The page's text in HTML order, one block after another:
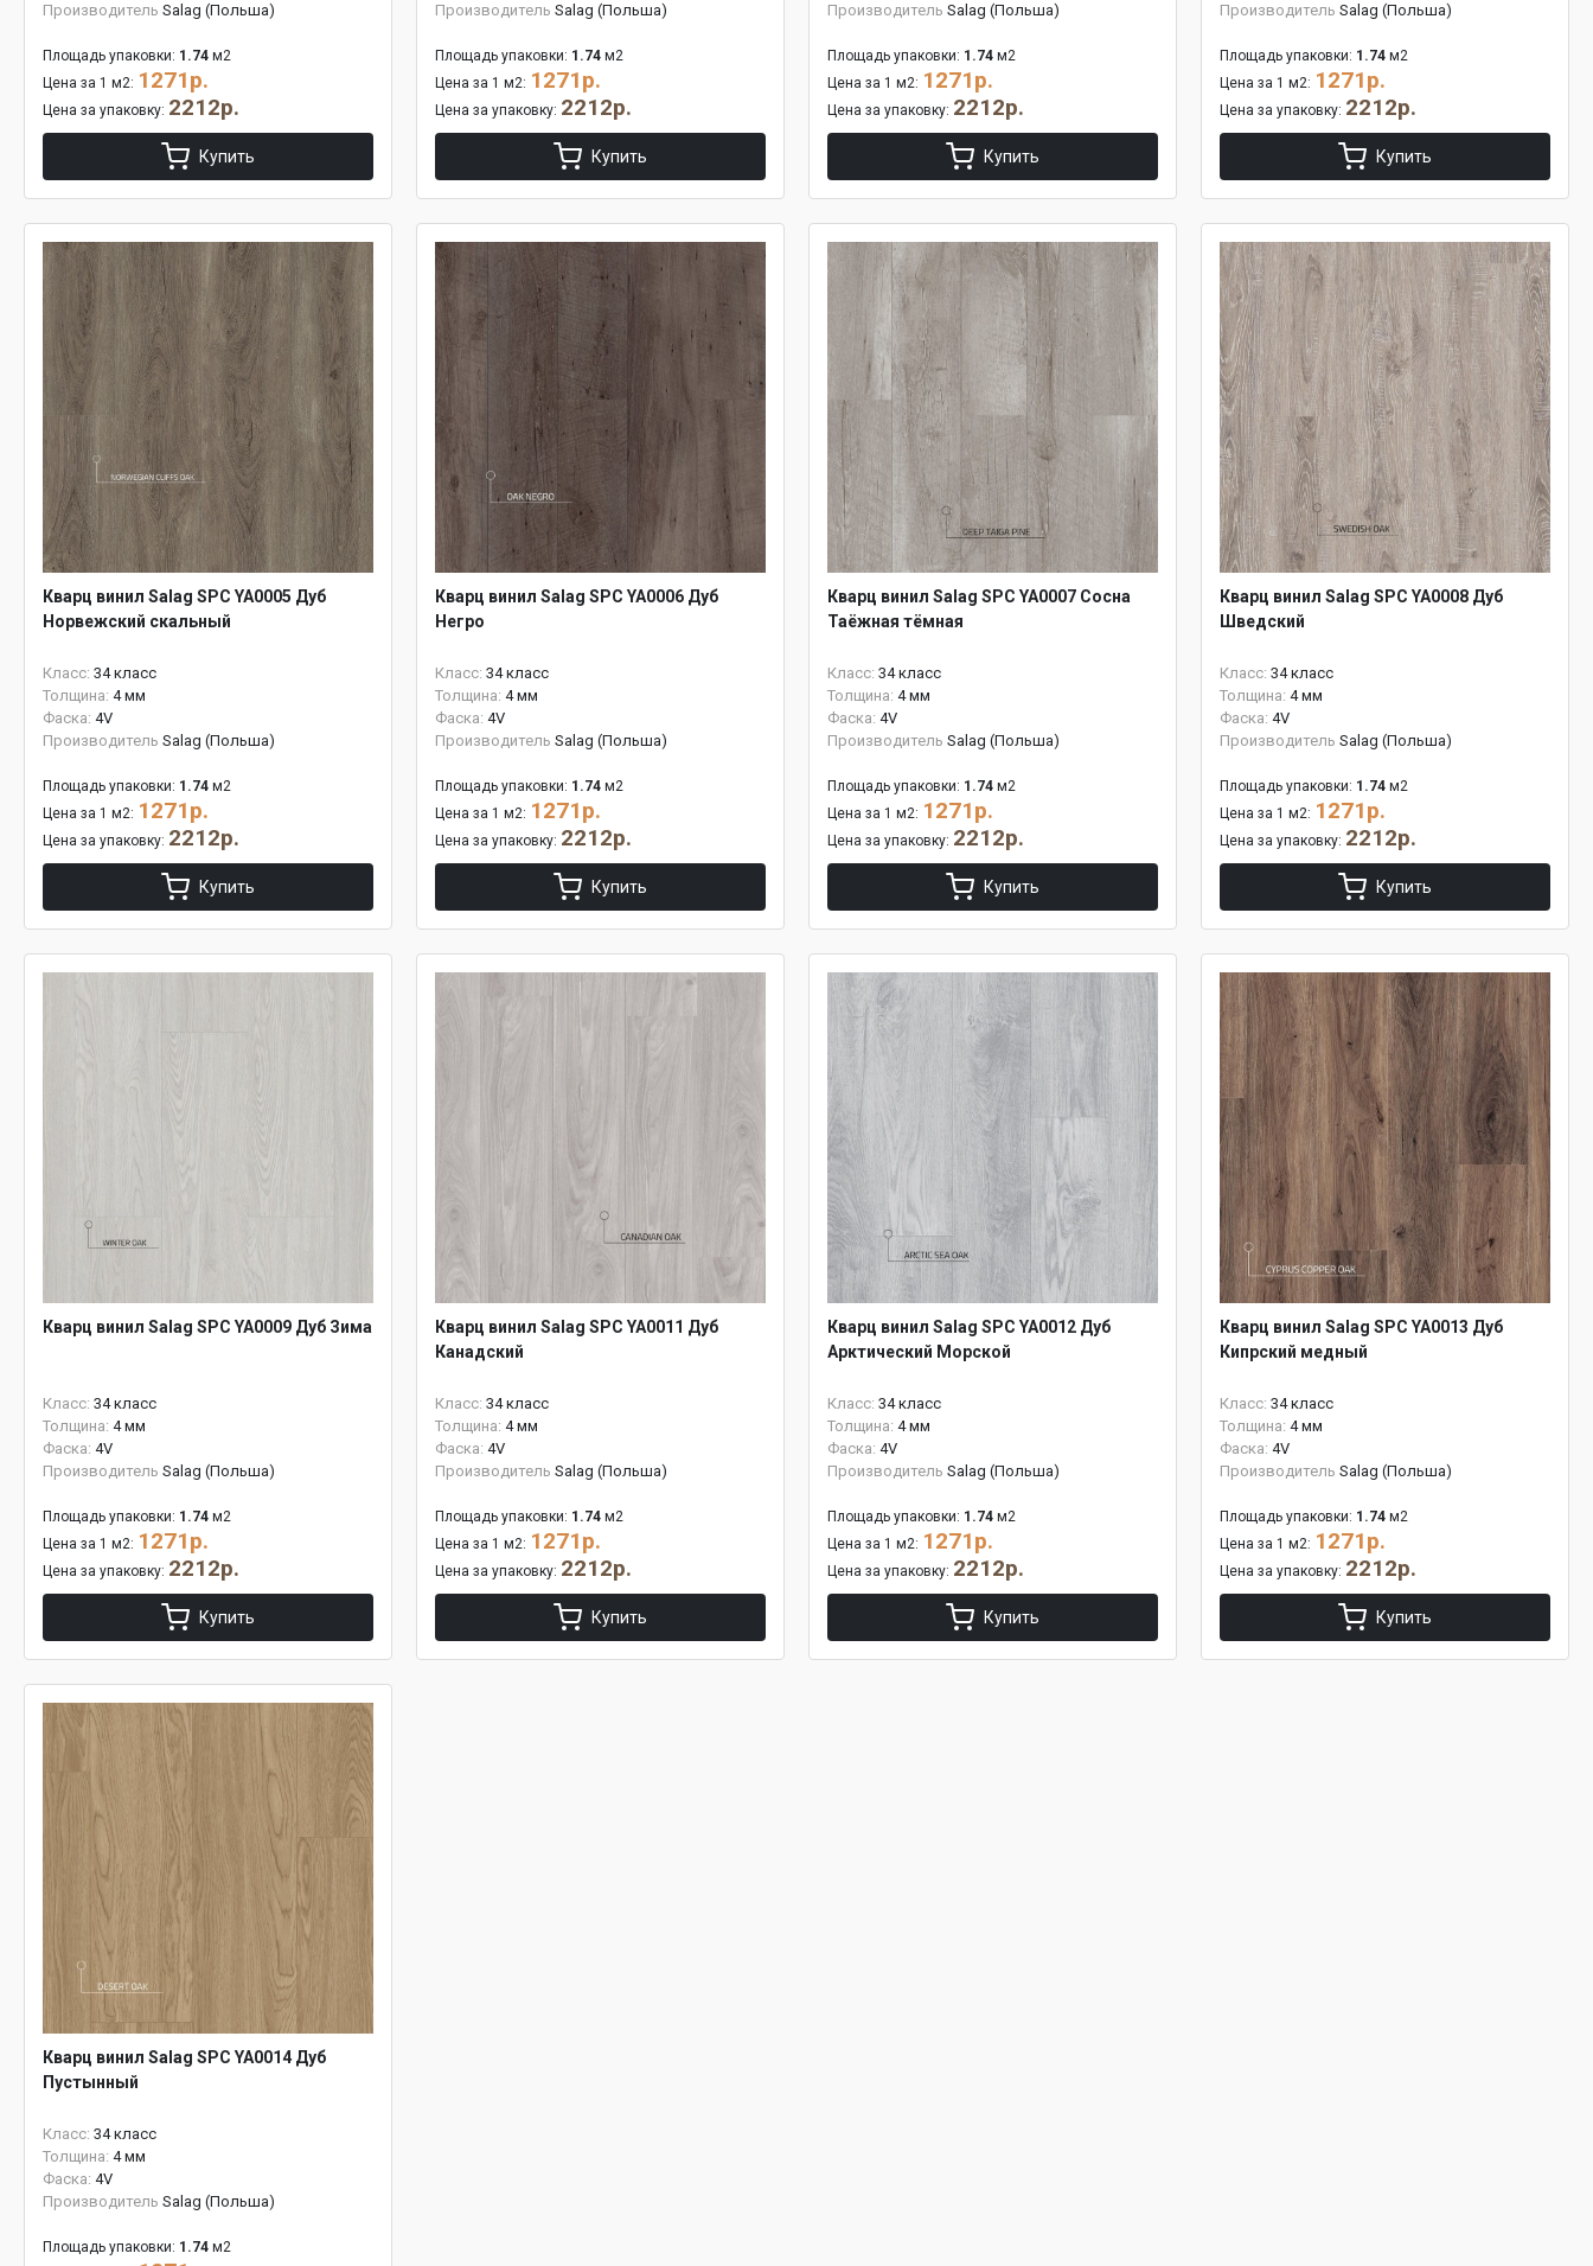
Производитель Salag (Польша)
Площадь упаковки: 1.74 м2
Цена за 1 м2: 1271р.
Цена за упаковку: 2212р.
Купить
Производитель Salag (Польша)
Площадь упаковки: 1.74 м2
Цена за 1 м2: 1271р.
Цена за упаковку: 2212р.
Купить
Производитель Salag (Польша)
Площадь упаковки: 1.74 м2
Цена за 1 м2: 1271р.
Цена за упаковку: 2212р.
Купить
Производитель Salag (Польша)
Площадь упаковки: 1.74 м2
Цена за 1 м2: 1271р.
Цена за упаковку: 2212р.
Купить
Кварц винил Salag SPC YA0005 Дуб
Норвежский скальный
Класс: 34 класс
Толщина: 4 мм
Фаска: 4V
Производитель Salag (Польша)
Площадь упаковки: 1.74 м2
Цена за 1 м2: 1271р.
Цена за упаковку: 2212р.
Купить
Кварц винил Salag SPC YA0006 Дуб
Негро
Класс: 34 класс
Толщина: 4 мм
Фаска: 4V
Производитель Salag (Польша)
Площадь упаковки: 1.74 м2
Цена за 1 м2: 1271р.
Цена за упаковку: 2212р.
Купить
Кварц винил Salag SPC YA0007 Сосна
Таёжная тёмная
Класс: 34 класс
Толщина: 4 мм
Фаска: 4V
Производитель Salag (Польша)
Площадь упаковки: 1.74 м2
Цена за 1 м2: 1271р.
Цена за упаковку: 2212р.
Купить
Кварц винил Salag SPC YA0008 Дуб
Шведский
Класс: 34 класс
Толщина: 4 мм
Фаска: 4V
Производитель Salag (Польша)
Площадь упаковки: 1.74 м2
Цена за 1 м2: 1271р.
Цена за упаковку: 2212р.
Купить
Кварц винил Salag SPC YA0009 Дуб Зима
Класс: 34 класс
Толщина: 4 мм
Фаска: 4V
Производитель Salag (Польша)
Площадь упаковки: 1.74 м2
Цена за 1 м2: 1271р.
Цена за упаковку: 2212р.
Купить
Кварц винил Salag SPC YA0011 Дуб
Канадский
Класс: 34 класс
Толщина: 4 мм
Фаска: 4V
Производитель Salag (Польша)
Площадь упаковки: 1.74 м2
Цена за 1 м2: 1271р.
Цена за упаковку: 2212р.
Купить
Кварц винил Salag SPC YA0012 Дуб
Арктический Морской
Класс: 34 класс
Толщина: 4 мм
Фаска: 4V
Производитель Salag (Польша)
Площадь упаковки: 1.74 м2
Цена за 1 м2: 1271р.
Цена за упаковку: 2212р.
Купить
Кварц винил Salag SPC YA0013 Дуб
Кипрский медный
Класс: 34 класс
Толщина: 4 мм
Фаска: 4V
Производитель Salag (Польша)
Площадь упаковки: 1.74 м2
Цена за 1 м2: 1271р.
Цена за упаковку: 2212р.
Купить
Кварц винил Salag SPC YA0014 Дуб
Пустынный
Класс: 34 класс
Толщина: 4 мм
Фаска: 4V
Производитель Salag (Польша)
Площадь упаковки: 1.74 м2